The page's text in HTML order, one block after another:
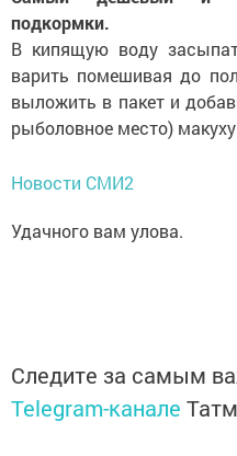
подкормки.
В кипящую воду
варить помешивая до
выложить в пакет и
рыболовное место)
Новости СМИ2
Удачного вам улова.
Следите за самым
Telegram-канале